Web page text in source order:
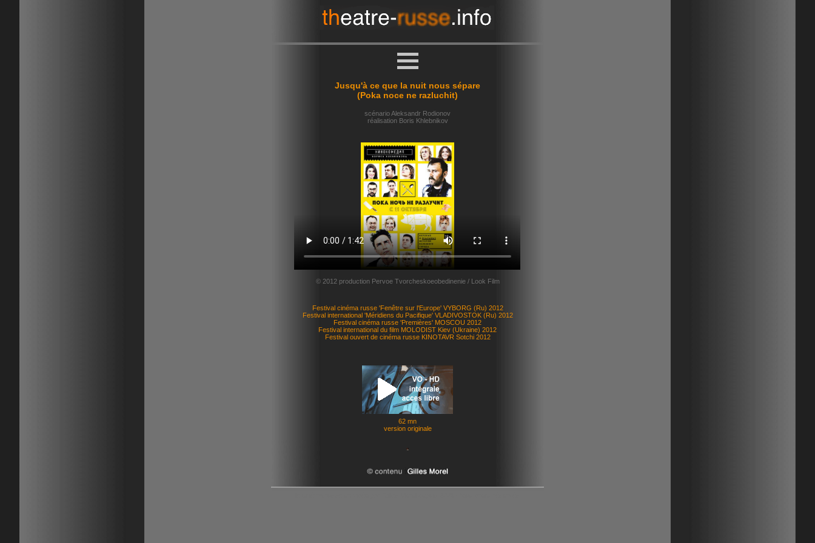
Jusqu'à ce que la nuit nous sépare
(Poka noce ne razluchit)
scénario Aleksandr Rodionov
réalisation Boris Khlebnikov
© 2012 production Pervoe Tvorcheskoeobedinenie / Look Film
Festival cinéma russe 'Fenêtre sur l'Europe' VYBORG (Ru) 2012
Festival international 'Méridiens du Pacifique' VLADIVOSTOK (Ru) 2012
Festival cinéma russe 'Premières' MOSCOU 2012
Festival international du film MOLODIST Kiev (Ukraine) 2012
Festival ouvert de cinéma russe KINOTAVR Sotchi 2012
62 mn
version originale